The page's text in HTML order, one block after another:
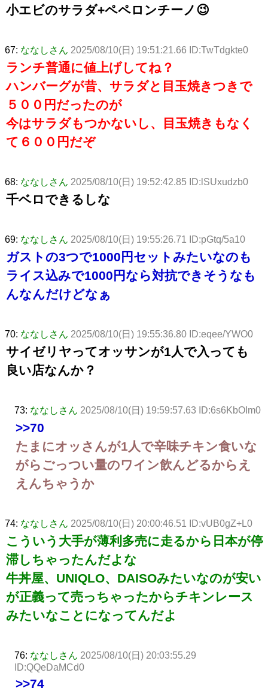
小エビのサラダ+ペペロンチーノ😉
67: ななしさん 2025/08/10(日) 19:51:21.66 ID:TwTdgkte0
ランチ普通に値上げしてね？
ハンバーグが昔、サラダと目玉焼きつきで
５００円だったのが
今はサラダもつかないし、目玉焼きもなく
て６００円だぞ
68: ななしさん 2025/08/10(日) 19:52:42.85 ID:lSUxudzb0
千ベロできるしな
69: ななしさん 2025/08/10(日) 19:55:26.71 ID:pGtq/5a10
ガストの3つで1000円セットみたいなのも
ライス込みで1000円なら対抗できそうなも
んなんだけどなぁ
70: ななしさん 2025/08/10(日) 19:55:36.80 ID:eqee/YWO0
サイゼリヤってオッサンが1人で入っても
良い店なんか？
73: ななしさん 2025/08/10(日) 19:59:57.63 ID:6s6KbOIm0
>>70
たまにオッさんが1人で辛味チキン食いな
がらごっつい量のワイン飲んどるからえ
えんちゃうか
74: ななしさん 2025/08/10(日) 20:00:46.51 ID:vUB0gZ+L0
こういう大手が薄利多売に走るから日本が停
滞しちゃったんだよな
牛丼屋、UNIQLO、DAISOみたいなのが安い
が正義って売っちゃったからチキンレース
みたいなことになってんだよ
76: ななしさん 2025/08/10(日) 20:03:55.29
ID:QQeDaMCd0
>>74